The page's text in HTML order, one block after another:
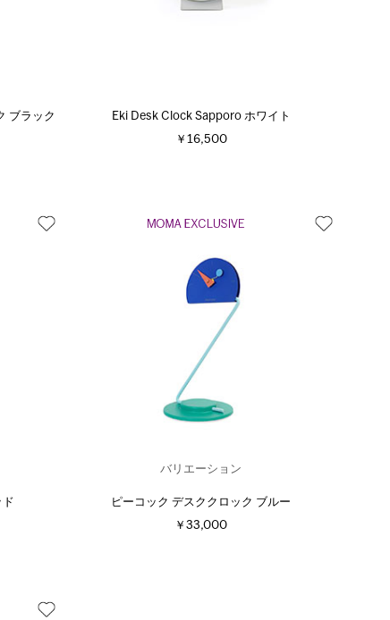
ブラック
Eki Desk Clock Sapporo ホワイト
￥16,500
ド
バリエーション
ピーコック デスククロック ブルー
￥33,000